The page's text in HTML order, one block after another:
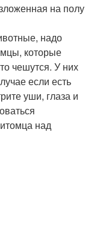
на полу
надо
которые
чешутся. У них
если есть
уши, глаза и
над